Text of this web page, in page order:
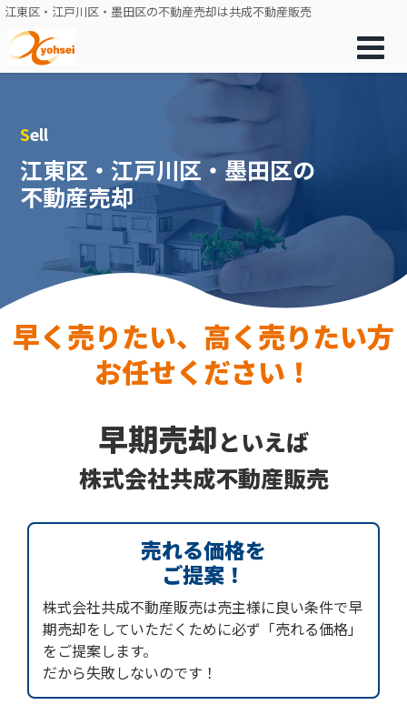
江東区・江戸川区・墨田区の不動産売却は共成不動産販売
Sell
江東区・江戸川区・墨田区の
不動産売却
早く売りたい、高く売りたい方
お任せください！
早期売却といえば
株式会社共成不動産販売
売れる価格を
ご提案！
株式会社共成不動産販売は売主様に良い条件で早
期売却をしていただくために必ず「売れる価格」
をご提案します。
だから失敗しないのです！